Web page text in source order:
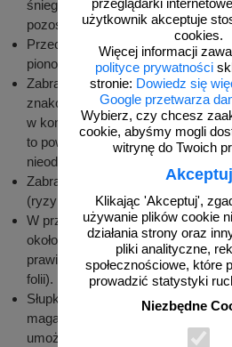
przeglądarki
użytkownik akceptuje
cookies.
Więcej informacji
polityce prywatności
stronie: Dowiedz się
Google przetwarza
Wybierz, czy chcesz
cookie, abyśmy mogli
witrynę do Twoich
Akceptuj
Klikając 'Akceptuj',
używanie plików cookie
działania strony oraz
pliki analityczne,
społecznościowe, które
prowadzić statystyki
Niezbędne
śniegu, należy niezwłocznie
pozostawić element do
Przechowywane tablice i znaki
pionowej na podkładkach
Zabrania się składowania
znaków) bezpośrednio na ziemi.
w kontakcie ze znakiem (tablicą)
to powstanie trwałych
nieodwracalną utratę odblaskowości
Zabrania się składowania znaków
(ryzyko uszkodzenia folii).
W przypadku długiego
około 10 cm pomiędzy licami
prawidłową cyrkulację powietrza i
folii).
Słupki, uchwyty i inne elementy
magazynach składować w
umożliwiających ściekanie wody.